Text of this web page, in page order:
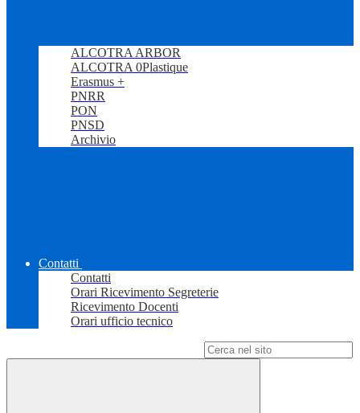
ALCOTRA ARBOR
ALCOTRA 0Plastique
Erasmus +
PNRR
PON
PNSD
Archivio
Contatti
Contatti
Orari Ricevimento Segreterie
Ricevimento Docenti
Orari ufficio tecnico